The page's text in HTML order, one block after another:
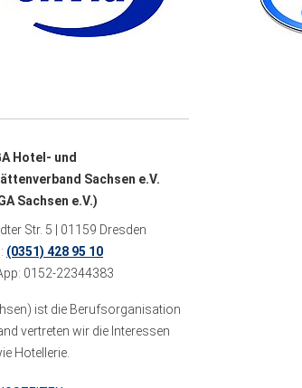
Hotel- und
Sachsen e.V.
Sachsen e.V.)
Str. 5 | 01159 Dresden
(0351) 428 95 10
0152-22344383
ist die Berufsorganisation
vertreten wir die Interessen
Hotellerie.